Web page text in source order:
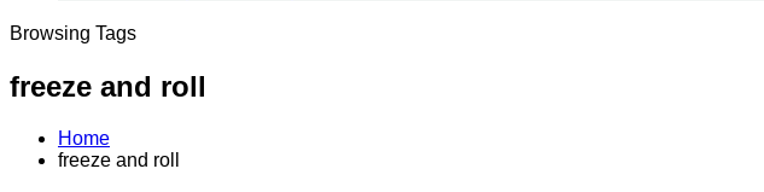
Browsing Tags
freeze and roll
Home
freeze and roll